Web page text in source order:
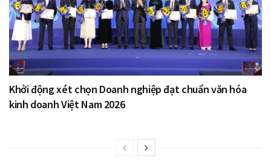
Khởi động xét chọn Doanh nghiệp đạt chuẩn văn hóa
kinh doanh Việt Nam 2026